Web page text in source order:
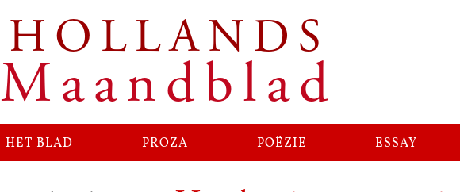
Ga
naar
de
inhoud
HOLLANDS
Maandblad
het blad proza poëzie essay